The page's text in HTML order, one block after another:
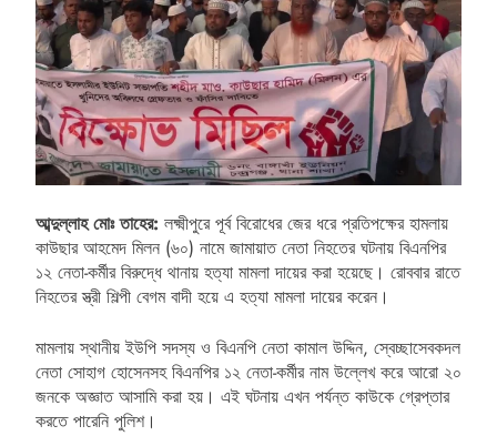
আব্দুল্লাহ মোঃ তাহের: লক্ষ্মীপুরে পূর্ব বিরোধের জের ধরে প্রতিপক্ষের হামলায়
কাউছার আহমেদ মিলন (৬০) নামে জামায়াত নেতা নিহতের ঘটনায় বিএনপির
১২ নেতা-কর্মীর বিরুদ্ধে থানায় হত্যা মামলা দায়ের করা হয়েছে। রোববার রাতে
নিহতের স্ত্রী শিল্পী বেগম বাদী হয়ে এ হত্যা মামলা দায়ের করেন।
মামলায় স্থানীয় ইউপি সদস্য ও বিএনপি নেতা কামাল উদ্দিন, স্বেচ্ছাসেবকদল
নেতা সোহাগ হোসেনসহ বিএনপির ১২ নেতা-কর্মীর নাম উল্লেখ করে আরো ২০
জনকে অজ্ঞাত আসামি করা হয়। এই ঘটনায় এখন পর্যন্ত কাউকে গ্রেপ্তার
করতে পারেনি পুলিশ।